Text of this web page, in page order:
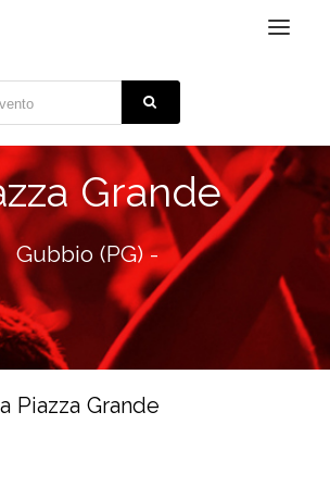
Toggle
Grande
Gubbio (PG) -
Piazza Grande